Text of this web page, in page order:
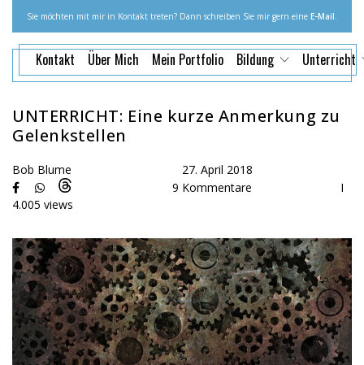
Sie möchten mit mir in Kontakt treten? Dann schreiben Sie mir gern eine E-Mail.
Kontakt Über Mich Mein Portfolio Bildung Unterricht
UNTERRICHT: Eine kurze Anmerkung zu
Gelenkstellen
Bob Blume
27. April 2018
9 Kommentare
I
4.005 views